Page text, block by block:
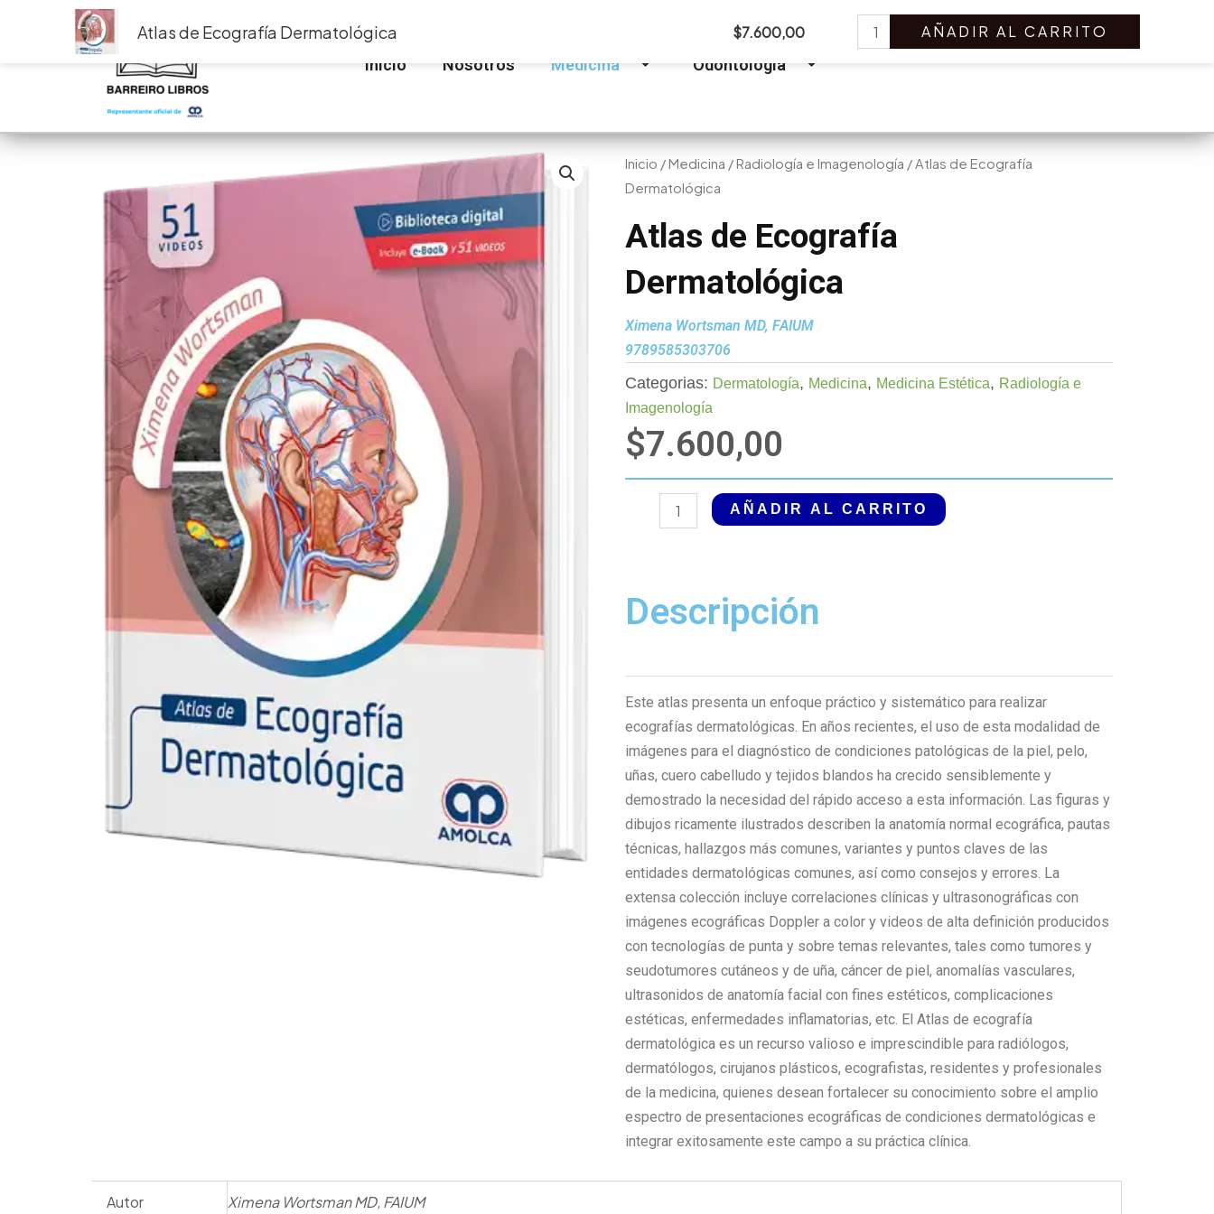
Inicio Nosotros Medicina Odontología
Search
Inicio / Medicina / Radiología e Imagenología / Atlas de Ecografía
Dermatológica
Atlas de Ecografía
Dermatológica
Ximena Wortsman MD, FAIUM
9789585303706
Categorias: Dermatología, Medicina, Medicina Estética, Radiología e
Imagenología
$7.600,00
cantidad
AÑADIR AL CARRITO
Descripción
Este atlas presenta un enfoque práctico y sistemático para realizar
ecografías dermatológicas. En años recientes, el uso de esta modalidad de
imágenes para el diagnóstico de condiciones patológicas de la piel, pelo,
uñas, cuero cabelludo y tejidos blandos ha crecido sensiblemente y
demostrado la necesidad del rápido acceso a esta información. Las figuras y
dibujos ricamente ilustrados describen la anatomía normal ecográfica, pautas
técnicas, hallazgos más comunes, variantes y puntos claves de las
entidades dermatológicas comunes, así como consejos y errores. La
extensa colección incluye correlaciones clínicas y ultrasonográficas con
imágenes ecográficas Doppler a color y videos de alta definición producidos
con tecnologías de punta y sobre temas relevantes, tales como tumores y
seudotumores cutáneos y de uña, cáncer de piel, anomalías vasculares,
ultrasonidos de anatomía facial con fines estéticos, complicaciones
estéticas, enfermedades inflamatorias, etc. El Atlas de ecografía
dermatológica es un recurso valioso e imprescindible para radiólogos,
dermatólogos, cirujanos plásticos, ecografistas, residentes y profesionales
de la medicina, quienes desean fortalecer su conocimiento sobre el amplio
espectro de presentaciones ecográficas de condiciones dermatológicas e
integrar exitosamente este campo a su práctica clínica.
Autor Ximena Wortsman MD, FAIUM
Atlas de Ecografía Dermatológica $7.600,00 AÑADIR AL CARRITO